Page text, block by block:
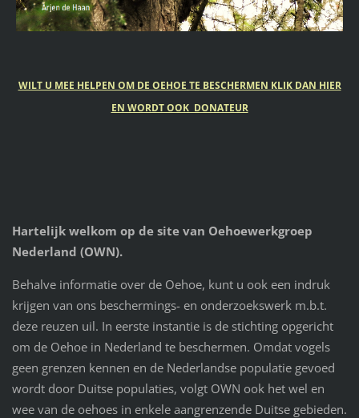
WILT U MEE HELPEN OM DE OEHOE TE BESCHERMEN KLIK DAN HIER
EN WORDT OOK DONATEUR
Hartelijk welkom op de site van Oehoewerkgroep
Nederland (OWN).
Behalve informatie over de Oehoe, kunt u ook een indruk
krijgen van ons beschermings- en onderzoekswerk m.b.t.
deze reuzen uil. In eerste instantie is de stichting opgericht
om de Oehoe in Nederland te beschermen. Omdat vogels
geen grenzen kennen en de Nederlandse populatie gevoed
wordt door Duitse populaties, volgt OWN ook het wel en
wee van de oehoes in enkele aangrenzende Duitse gebieden.